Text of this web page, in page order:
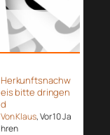
Herkunftsnachw
eis bitte dringen
d
Von Klaus, Vor 10 Ja
hren